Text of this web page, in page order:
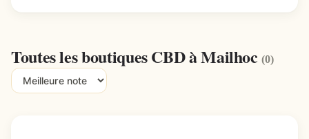
Toutes les boutiques CBD à Mailhoc(0)